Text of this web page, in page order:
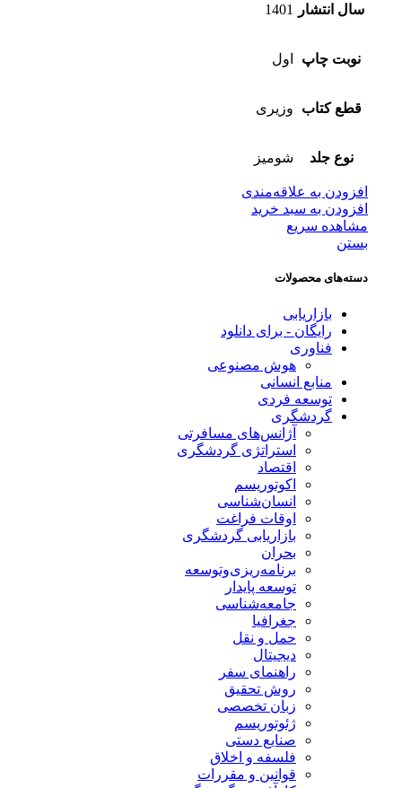
سال انتشار 1401
نوبت چاپ اول
قطع کتاب وزیری
نوع جلد شومیز
افزودن به علاقه‌مندی
افزودن به سبد خرید
مشاهده سریع
بستن
دسته‌های محصولات
بازاریابی
رایگان - برای دانلود
فناوری
هوش مصنوعی
منابع انسانی
توسعه فردی
گردشگری
آژانس‌های مسافرتی
استراتژی گردشگری
اقتصاد
اکوتوریسم
انسان‌شناسی
اوقات فراغت
بازاریابی گردشگری
بحران
برنامه‌ریزی‌وتوسعه
توسعه پایدار
جامعه‌شناسی
جغرافیا
حمل و نقل
دیجیتال
راهنمای سفر
روش تحقیق
زبان تخصصی
ژئوتوریسم
صنایع دستی
فلسفه و اخلاق
قوانین و مقررات